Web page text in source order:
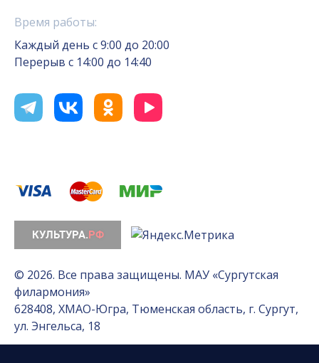
Время работы:
Каждый день с 9:00 до 20:00
Перерыв с 14:00 до 14:40
© 2026. Все права защищены. МАУ «Сургутская
филармония»
628408, ХМАО-Югра, Тюменская область, г. Сургут,
ул. Энгельса, 18